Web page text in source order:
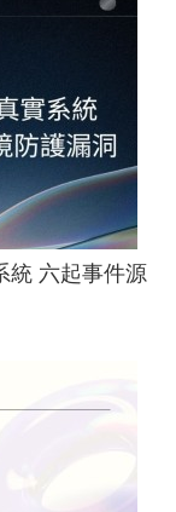
統 六起事件源